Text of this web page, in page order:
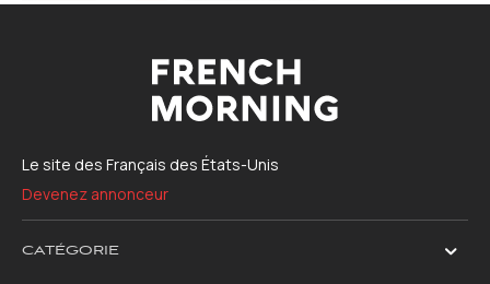
Le site des Français des États-Unis
Devenez annonceur
CATÉGORIE